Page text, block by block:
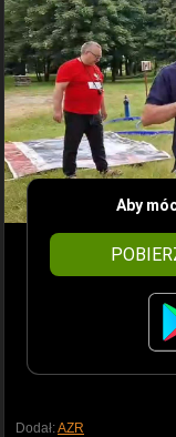
Aby
Dodał:AZR